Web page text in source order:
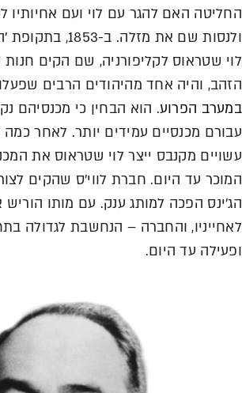
החליטה האם להגר עם לוי ועם אחיותיו
ולנסות שם את מזלה.
לוי שטראוס לקליפורניה, שם הקים
הזהב, והיה אחד מהיהודים הרבים
במערב הפרוע. הוא הבחין כי מכנסיהם
עבורם מכנסיים עמידים יותר. לאחר כמה
עשויים מקנבס ייצר לוי שטראוס את
המוכר עד היום. חברת לווי'ס שהקים
הג'ינס הפכה למותג ענק. עם מותו
לאחייניו, והחברה – הנחשבת לגדולה
ופעילה עד היום.